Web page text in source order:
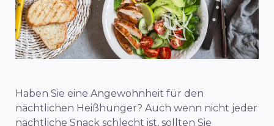
Haben Sie eine Angewohnheit für den
nächtlichen Heißhunger? Auch wenn nicht jeder
nächtliche Snack schlecht ist, sollten Sie